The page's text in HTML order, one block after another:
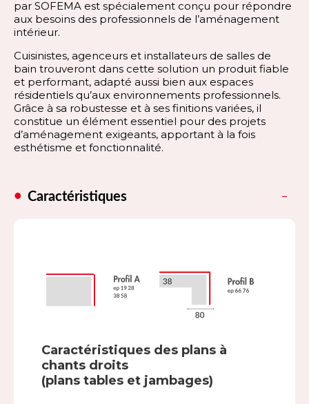
par SOFEMA est spécialement conçu pour répondre
aux besoins des professionnels de l’aménagement
intérieur.
Cuisinistes, agenceurs et installateurs de salles de
bain trouveront dans cette solution un produit fiable
et performant, adapté aussi bien aux espaces
résidentiels qu’aux environnements professionnels.
Grâce à sa robustesse et à ses finitions variées, il
constitue un élément essentiel pour des projets
d’aménagement exigeants, apportant à la fois
esthétisme et fonctionnalité.
Caractéristiques
Caractéristiques des plans à
chants droits
(plans tables et jambages)